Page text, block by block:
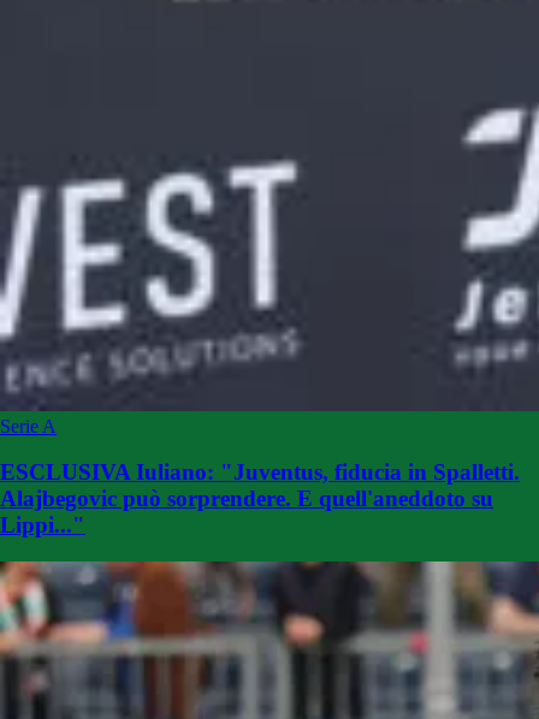
Serie A
ESCLUSIVA Iuliano: "Juventus, fiducia in Spalletti.
Alajbegovic può sorprendere. E quell'aneddoto su
Lippi..."